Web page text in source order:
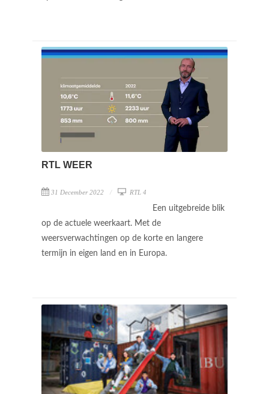
RTL WEER
31 December 2022 RTL 4
Een uitgebreide blik
op de actuele weerkaart. Met de
weersverwachtingen op de korte en langere
termijn in eigen land en in Europa.